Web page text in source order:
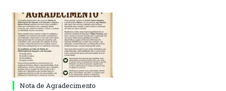
Nota de Agradecimento